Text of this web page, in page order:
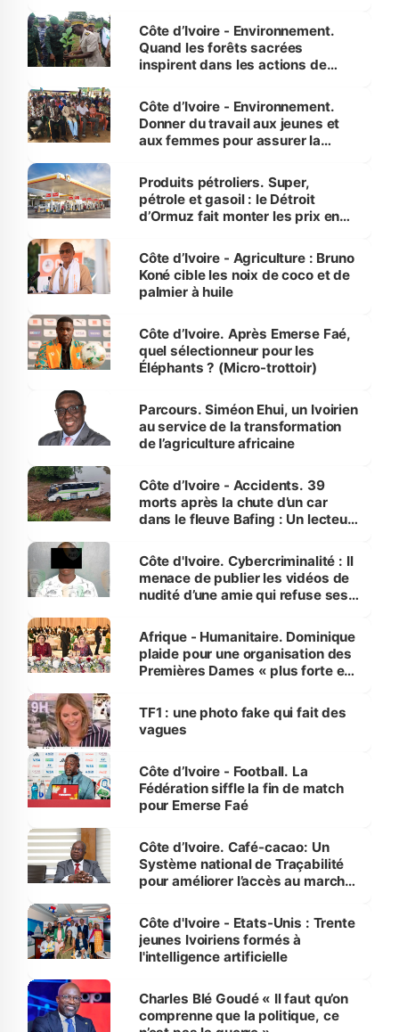
Côte d’Ivoire - Environnement.
Quand les forêts sacrées
inspirent dans les actions de
Côte d’Ivoire - Environnement.
Donner du travail aux jeunes et
aux femmes pour assurer la
menacées
Produits pétroliers. Super,
pétrole et gasoil : le Détroit
d’Ormuz fait monter les prix en
Côte d’Ivoire - Agriculture : Bruno
Koné cible les noix de coco et de
palmier à huile
Côte d’Ivoire. Après Emerse Faé,
quel sélectionneur pour les
Éléphants ? (Micro-trottoir)
Parcours. Siméon Ehui, un Ivoirien
au service de la transformation
de l’agriculture africaine
Côte d’Ivoire - Accidents. 39
morts après la chute d’un car
dans le fleuve Bafing : Un lecteur
des Transports
Côte d'Ivoire. Cybercriminalité : Il
menace de publier les vidéos de
nudité d’une amie qui refuse ses
Afrique - Humanitaire. Dominique
plaide pour une organisation des
Premières Dames « plus forte et
sur la scène internationale »
TF1 : une photo fake qui fait des
vagues
Côte d’Ivoire - Football. La
Fédération siffle la fin de match
pour Emerse Faé
Côte d’Ivoire. Café-cacao: Un
Système national de Traçabilité
pour améliorer l’accès au marché
Côte d'Ivoire - Etats-Unis : Trente
jeunes Ivoiriens formés à
l'intelligence artificielle
Charles Blé Goudé « Il faut qu’on
comprenne que la politique, ce